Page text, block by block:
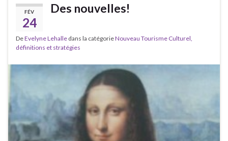
FÉV
24
Des nouvelles!
DeEvelyne Lehalle dans la catégorieNouveau Tourisme Culturel,
définitions et stratégies